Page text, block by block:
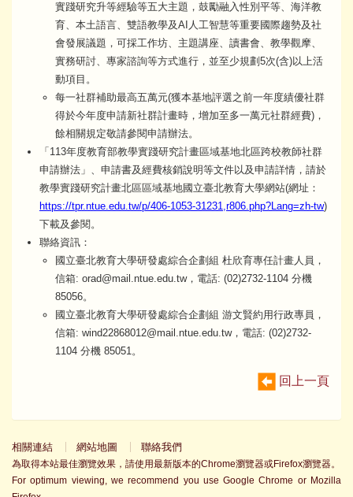
實踐研究升等經驗等五大主題，鼓勵融入性別平等、海洋教
育、本土語言、雙語教學及AI人工智慧等重要國際趨勢及社
會發展議題，可採工作坊、主題講座、讀書會、教學觀摩、
實務研討、專家諮詢等方式進行，並至少規劃5次(含)以上活
動項目。
每一社群補助最高五萬元(獲本基地評選之前一年度績優社群
得於今年度申請新社群計畫時，增加至多一萬元社群經費)，
餘相關規定敬請參閱申請辦法。
「113年度教育部教學實踐研究計畫區域基地北區跨校教師社群
申請辦法」、申請書及經費核銷說明等文件以及申請詳情，請於
教學實踐研究計畫北區區域基地國立臺北教育大學網站(網址：
https://tpr.ntue.edu.tw/p/406-1053-31231,r806.php?Lang=zh-tw)
下載及參閱。
聯絡資訊：
國立臺北教育大學研發處綜合企劃組 杜欣育專任計畫人員，
信箱: orad@mail.ntue.edu.tw，電話: (02)2732-1104 分機
85056。
國立臺北教育大學研發處綜合企劃組 游文賢約用行政專員，
信箱: wind22868012@mail.ntue.edu.tw，電話: (02)2732-
1104 分機 85051。
回上一頁
相關連結 網站地圖 聯絡我們
為取得本站最佳瀏覽效果，請使用最新版本的Chrome瀏覽器或Firefox瀏覽器。
For optimum viewing, we recommend you use Google Chrome or Mozilla